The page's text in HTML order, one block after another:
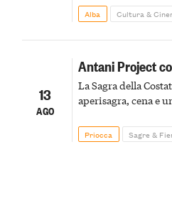
Alba Cultura &
13
AGO
Antani Project
La Sagra della
aperisagra, cena e
Priocca Sagre &